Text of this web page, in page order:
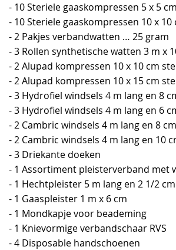
- 10 Steriele gaaskompressen 5 x 5 cm
- 10 Steriele gaaskompressen 10 x 10
- 2 Pakjes verbandwatten … 25 gram
- 3 Rollen synthetische watten 3 m x
- 2 Alupad kompressen 10 x 10 cm
- 2 Alupad kompressen 10 x 15 cm
- 3 Hydrofiel windsels 4 m lang en 8
- 3 Hydrofiel windsels 4 m lang en 6
- 2 Cambric windsels 4 m lang en 8
- 2 Cambric windsels 4 m lang en 10
- 3 Driekante doeken
- 1 Assortiment pleisterverband met
- 1 Hechtpleister 5 m lang en 2 1/2
- 1 Gaaspleister 1 m x 6 cm
- 1 Mondkapje voor beademing
- 1 Knievormige verbandschaar RVS
- 4 Disposable handschoenen